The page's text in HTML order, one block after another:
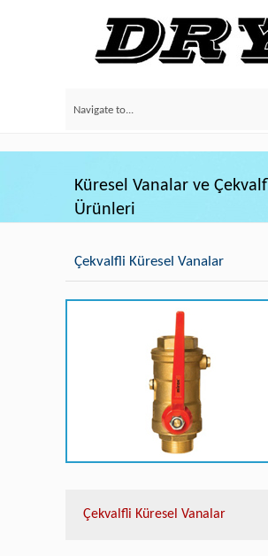
Navigate to...
Küresel Vanalar ve
Ürünleri
Çekvalfli Küresel Vanalar
Çekvalfli Küresel Vanalar